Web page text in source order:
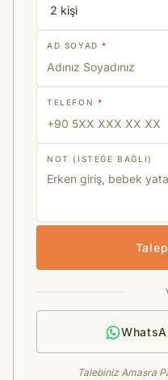
AD SOYAD*
TELEFON *
NOT (ISTEĞE BAĞLI)
Talebiniz Amasra